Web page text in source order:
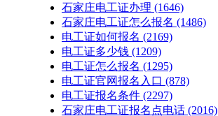
石家庄电工证办理 (1646)
石家庄电工证怎么报名 (1486)
电工证如何报名 (2169)
电工证多少钱 (1209)
电工证怎么报名 (1295)
电工证官网报名入口 (878)
电工证报名条件 (2297)
石家庄电工证报名点电话 (2016)